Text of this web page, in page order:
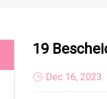
19
Dec 16, 2023